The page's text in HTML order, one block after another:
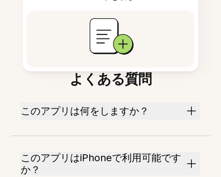
よくある質問
このアプリは何をしますか？
このアプリはiPhoneで利用可能です
か？